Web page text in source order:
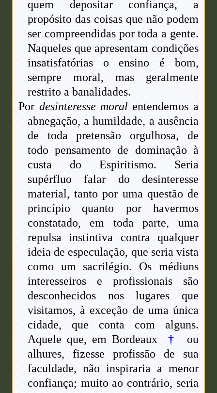
quem depositar confiança, a
propósito das coisas que não podem
ser compreendidas por toda a gente.
Naqueles que apresentam condições
insatisfatórias o ensino é bom,
sempre moral, mas geralmente
restrito a banalidades.
Por desinteresse moral entendemos a
abnegação, a humildade, a ausência
de toda pretensão orgulhosa, de
todo pensamento de dominação à
custa do Espiritismo. Seria
supérfluo falar do desinteresse
material, tanto por uma questão de
princípio quanto por havermos
constatado, em toda parte, uma
repulsa instintiva contra qualquer
ideia de especulação, que seria vista
como um sacrilégio. Os médiuns
interesseiros e profissionais são
desconhecidos nos lugares que
visitamos, à exceção de uma única
cidade, que conta com alguns.
Aquele que, em Bordeaux
†
ou
alhures, fizesse profissão de sua
faculdade, não inspiraria a menor
confiança; muito ao contrário, seria